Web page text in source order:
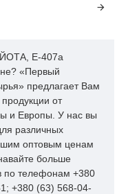
ЙОТА, Е-407а
«Первый
предлагает Вам
от
и Европы. У нас вы
различных
оптовым ценам
больше
телефонам +380
+380 (63) 568-04-